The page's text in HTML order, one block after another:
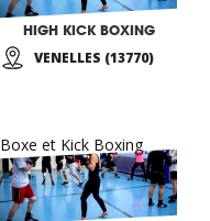
HIGH KICK BOXING
VENELLES (13770)
Boxe et Kick Boxing